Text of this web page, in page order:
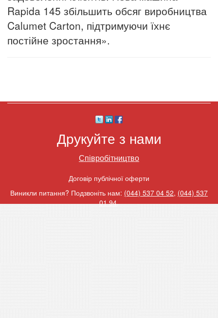
Rapida 145 збільшить обсяг виробництва
Calumet Carton, підтримуючи їхнє
постійне зростання».
Друкуйте з нами
Співробітництво
Договір публічної оферти
Виникли питання? Подзвоніть нам: (044) 537 04 52, (044) 537
01 94.